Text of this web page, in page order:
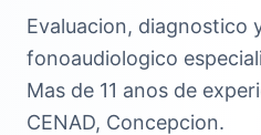
Evaluacion, diagnostico
fonoaudiologico
Mas de 11 anos de
CENAD, Concepcion.